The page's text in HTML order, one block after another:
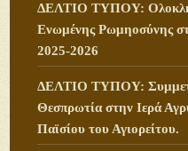
ΔΕΛΤΙΟ ΤΥΠΟΥ:
Ενωμένης Ρωμηοσύνης
2025-2026
ΔΕΛΤΙΟ ΤΥΠΟΥ:
Θεσπρωτία στην Ιερά
Παϊσίου του Αγιορείτου.